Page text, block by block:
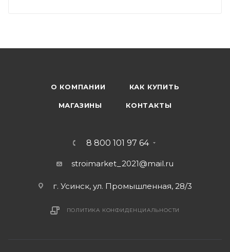
О КОМПАНИИ КАК КУПИТЬ
МАГАЗИНЫ КОНТАКТЫ
8 800 101 97 64
stroimarket_2021@mail.ru
г. Усинск, ул. Промышленная, 28/3
ПОЛИТИКА КОНФИДЕНЦИАЛЬНОСТИ